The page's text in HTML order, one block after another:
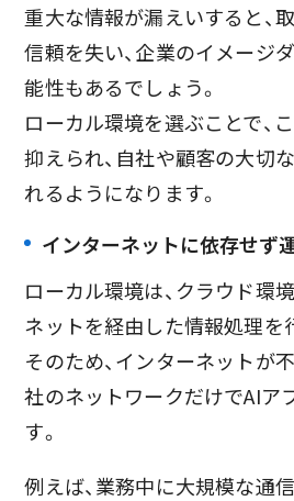
重大な情報が漏えいすると、
信頼を失い、企業のイメージ
能性もあるでしょう。
ローカル環境を選ぶことで、
抑えられ、自社や顧客の大切
れるようになります。
インターネットに依存せず
ローカル環境は、クラウド環
ネットを経由した情報処理を
そのため、インターネットが
社のネットワークだけでAIア
す。
例えば、業務中に大規模な通